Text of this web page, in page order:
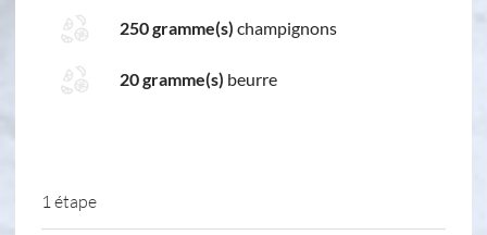
250 gramme(s) champignons
20 gramme(s) beurre
1 étape